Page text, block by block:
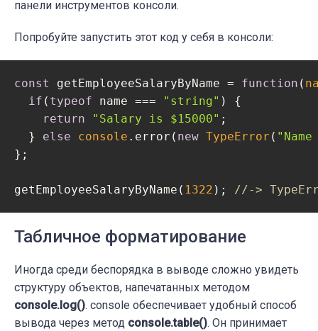
панели инструментов консоли.
Попробуйте запустить этот код у себя в консоли:
const getEmployeeSalaryByName = function (
if ( typeof name === "string" ) {
return
"Salary is $15000" ;
  }
else console .error( new TypeError (
};
getEmployeeSalaryByName( 1322 ); //->
Табличное форматирование
Иногда среди беспорядка в выводе сложно увидеть
структуру объектов, напечатанных методом
console.log(). сonsole обеспечивает удобный способ
вывода через метод console.table(). Он принимает